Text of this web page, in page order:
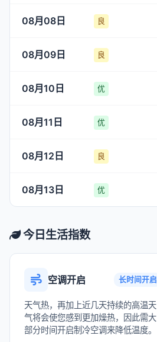
08月08日 良
08月09日 良
08月10日 优
08月11日 优
08月12日 良
08月13日 优
今日生活指数
空调开启 长时间开启
天气热，再加上近几天持续的高温天
气将会使您感到更加燥热，因此需大
部分时间开启制冷空调来降低温度。